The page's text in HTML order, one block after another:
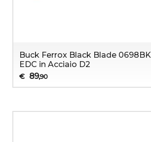
Buck Ferrox Black Blade
EDC in Acciaio D2
€ 89,90